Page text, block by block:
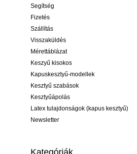
Segítség
Fizetés
Szállítás
Visszaküldés
Mérettáblázat
Keszyű kisokos
Kapuskesztyű-modellek
Kesztyű szabások
Kesztyűápolás
Latex tulajdonságok (kapus kesztyű)
Newsletter
Kategóriák